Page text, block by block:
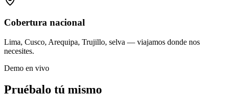
Cobertura nacional
Lima, Cusco, Arequipa, Trujillo, selva — viajamos donde nos
necesites.
Demo en vivo
Pruébalo tú mismo